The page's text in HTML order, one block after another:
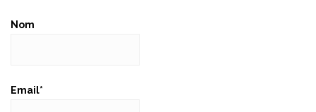
Nom
Email*